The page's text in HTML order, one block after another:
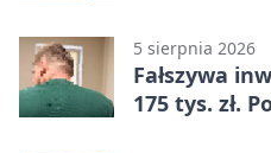
5 sierpnia 2026
Fałszywa
175 tys. zł.